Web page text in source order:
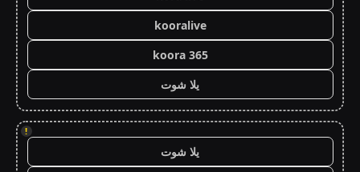
kooralive
koora 365
يلا شوت
!
يلا شوت